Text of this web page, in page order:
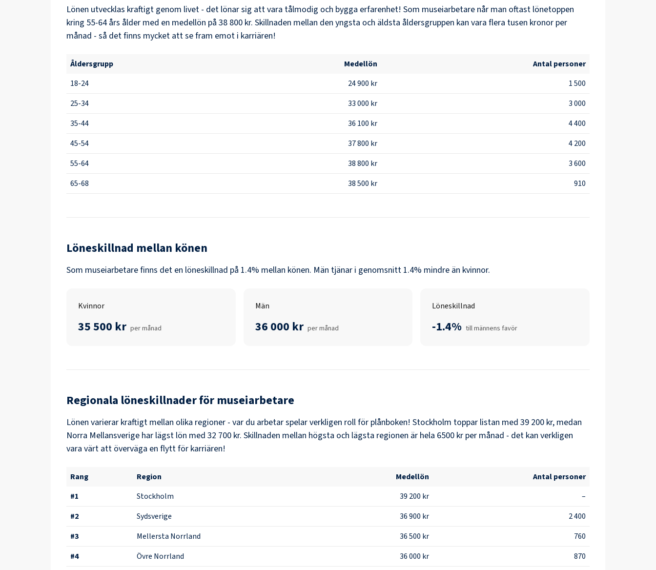
Lönen utvecklas kraftigt genom livet - det lönar sig att vara tålmodig och bygga erfarenhet! Som museiarbetare når man oftast lönetoppen
kring 55-64 års ålder med en medellön på 38 800 kr. Skillnaden mellan den yngsta och äldsta åldersgruppen kan vara flera tusen kronor per
månad - så det finns mycket att se fram emot i karriären!
Åldersgrupp Medellön
Antal personer
18-24
24 900 kr
1 500
25-34
33 000 kr
3 000
35-44
36 100 kr
4 400
45-54
37 800 kr
4 200
55-64
38 800 kr
3 600
65-68
38 500 kr 910
Löneskillnad mellan könen
Som museiarbetarefinns det en löneskillnad på 1.4% mellan könen. Män tjänar i genomsnitt 1.4% mindre än kvinnor.
Kvinnor
35 500 kr per månad
Män
36 000 kr per månad
Löneskillnad
-1.4% till männens favör
Regionala löneskillnader för museiarbetare
Lönen varierar kraftigt mellan olika regioner - var du arbetar spelar verkligen roll för plånboken! Stockholm toppar listan med 39 200 kr, medan
Norra Mellansverige har lägst lön med 32 700 kr. Skillnaden mellan högsta och lägsta regionen är hela 6500 kr per månad - det kan verkligen
vara värt att överväga en flytt för karriären!
Rang Region Medellön
Antal personer
#1 Stockholm 39 200 kr
–
#2 Sydsverige 36 900 kr
2 400
#3 Mellersta Norrland 36 500 kr
760
#4 Övre Norrland 36 000 kr 870